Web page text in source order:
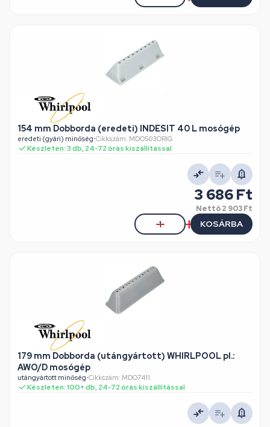
154 mm Dobborda (eredeti) INDESIT 40 L mosógép
eredeti (gyári) minőség•Cikkszám: MDO503ORIG
Készleten: 3 db, 24-72 órás kiszállítással
3 686 Ft
Nettó2 903 Ft
KOSÁRBA
179 mm Dobborda (utángyártott) WHIRLPOOL pl.:
AWO/D mosógép
utángyártott minőség•Cikkszám: MDO7411
Készleten: 100+ db, 24-72 órás kiszállítással